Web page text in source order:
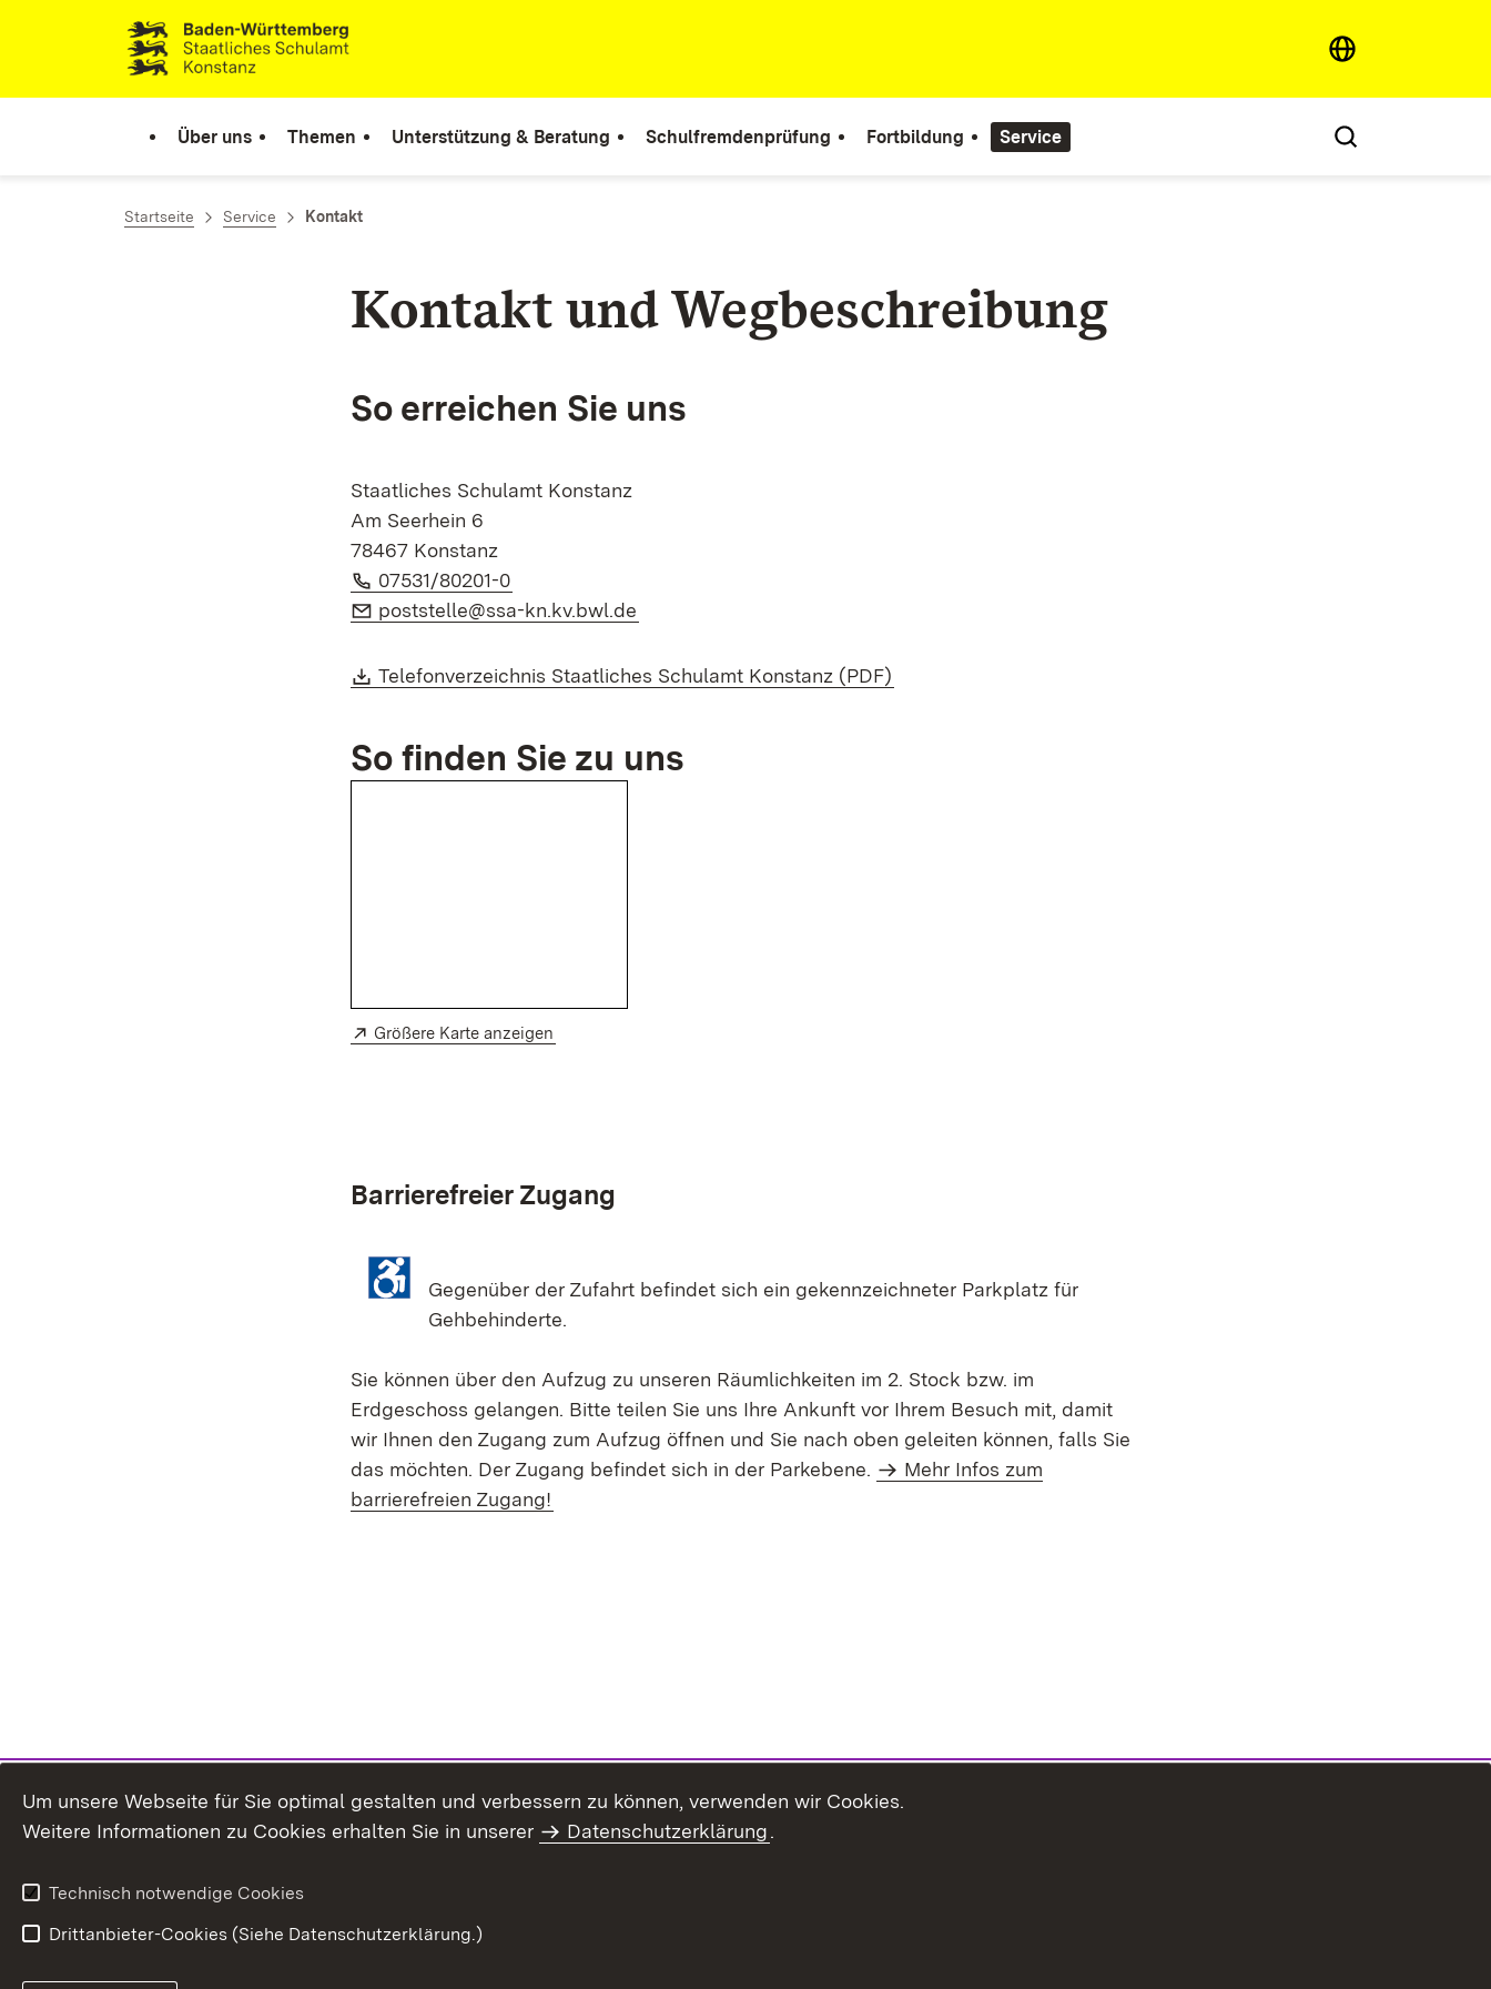
Zum Inhalt springen
Link zur Startseite
Über uns Themen Unterstützung & Beratung Schulfremdenprüfung Fortbildung Service
Startseite Service Kontakt
Kontakt und Wegbeschreibung
So erreichen Sie uns
Staatliches Schulamt Konstanz
Am Seerhein 6
78467 Konstanz
Telefon:
07531/80201-0
E-Mail:
poststelle@ssa-kn.kv.bwl.de
Download:
Telefonverzeichnis Staatliches Schulamt Konstanz (PDF)
So finden Sie zu uns
Extern:
Größere Karte anzeigen
Barrierefreier Zugang
Gegenüber der Zufahrt befindet sich ein gekennzeichneter Parkplatz für
Gehbehinderte.
Sie können über den Aufzug zu unseren Räumlichkeiten im 2. Stock bzw. im
Erdgeschoss gelangen. Bitte teilen Sie uns Ihre Ankunft vor Ihrem Besuch mit, damit
wir Ihnen den Zugang zum Aufzug öffnen und Sie nach oben geleiten können, falls Sie
das möchten. Der Zugang befindet sich in der Parkebene.
Mehr Infos zum
barrierefreien Zugang!
Um unsere Webseite für Sie optimal gestalten und verbessern zu können, verwenden wir Cookies.
Weitere Informationen zu Cookies erhalten Sie in unserer
Datenschutzerklärung.
Technisch notwendige Cookies
Drittanbieter-Cookies (Siehe Datenschutzerklärung.)